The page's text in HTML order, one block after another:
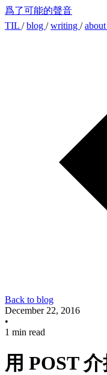
爲了可能的聲音
TIL /blog /writing /about
Back to blog
December 22, 2016
•
1 min read
用 POST